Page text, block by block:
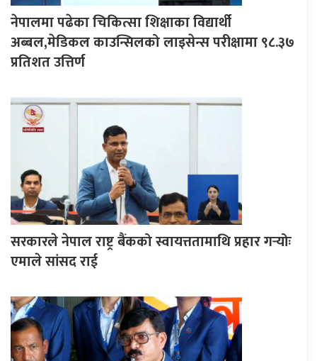
नेपालमा पढेका चिकित्सा शिक्षाका विद्यार्थी
अब्बल,मेडिकल काउन्सिलको लाइसेन्स परीक्षामा ९८.३७
प्रतिशत उत्तिर्ण
सरकारले नेपाल राष्ट्र बैंकको स्वायत्ततामाथि प्रहार गर्‍योः
एमाले सांसद राई